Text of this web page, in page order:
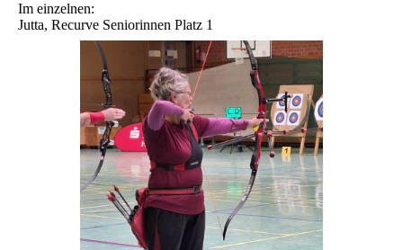
Im einzelnen:
Jutta, Recurve Seniorinnen Platz 1